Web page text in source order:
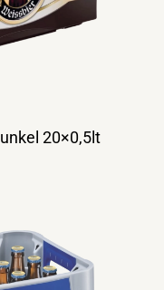
20×0,5lt